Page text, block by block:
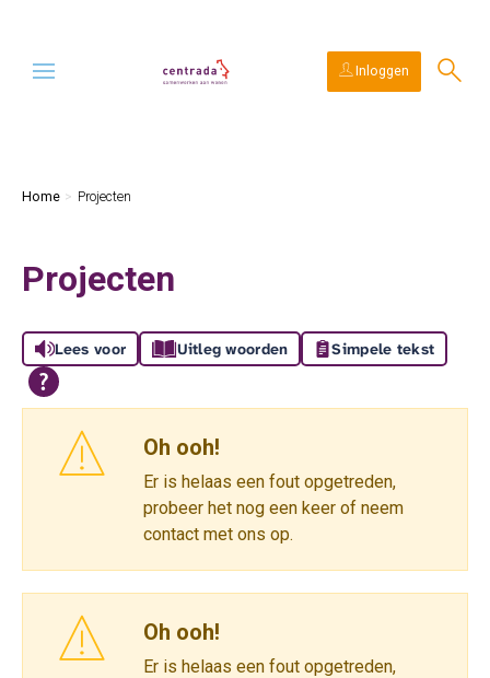
Naar de homepage
Ga naar Hoofd Inloggen
Home Projecten
Projecten
Lees voor Uitleg woorden Simpele tekst
Oh ooh!
Er is helaas een fout opgetreden,
probeer het nog een keer of neem
contact met ons op.
Oh ooh!
Er is helaas een fout opgetreden,